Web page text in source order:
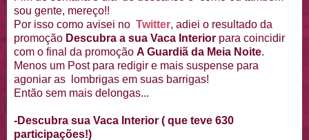
sou gente, mereço!!
Por isso como avisei no Twitter, adiei o resultado da
promoção Descubra a sua Vaca Interior para coincidir
com o final da promoção A Guardiã da Meia Noite.
Menos um Post para redigir e mais suspense para
agoniar as lombrigas em suas barrigas!
Então sem mais delongas...
-Descubra sua Vaca Interior ( que teve 630
participações!)